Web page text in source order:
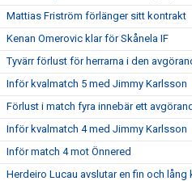
Mattias Friström förlänger sitt kontrakt
Kenan Omerovic klar för Skånela IF
Tyvärr förlust för herrarna i den
Inför kvalmatch 5 med Jimmy Karlsson
Förlust i match fyra innebär ett
Inför kvalmatch 4 med Jimmy Karlsson
Inför match 4 mot Önnered
Herdeiro Lucau avslutar en fin och lång